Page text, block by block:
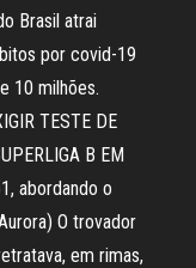
Brasil atrai
por covid-19
10 milhões.
TESTE DE
B EM
abordando o
O trovador
em rimas,